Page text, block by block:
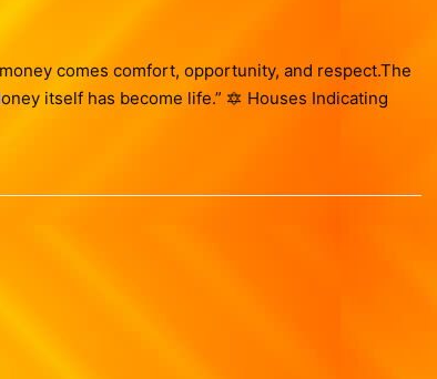
comes comfort, opportunity, and respect.The
itself has become life.” 🔯 Houses Indicating